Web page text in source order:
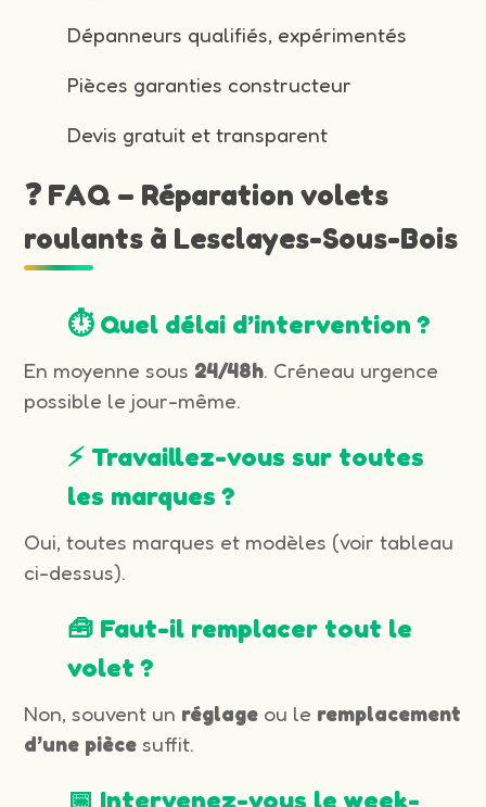
Dépanneurs qualifiés, expérimentés
Pièces garanties constructeur
Devis gratuit et transparent
❓ FAQ – Réparation volets
roulants à Lesclayes-Sous-Bois
⏱️ Quel délai d’intervention ?
En moyenne sous 24/48h. Créneau urgence
possible le jour-même.
⚡ Travaillez-vous sur toutes
les marques ?
Oui, toutes marques et modèles (voir tableau
ci-dessus).
🧰 Faut-il remplacer tout le
volet ?
Non, souvent un réglage ou le remplacement
d’une pièce suffit.
📅 Intervenez-vous le week-